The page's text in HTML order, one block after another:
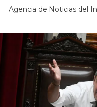
Agencia de Noticias del